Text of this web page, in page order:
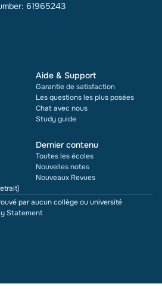
61965243
Aide & Support
Garantie de satisfaction
Les questions les plus posées
Chat avec nous
Study guide
Dernier contenu
Toutes les écoles
Nouvelles notes
Nouveaux Revues
par aucun collège ou université
Statement